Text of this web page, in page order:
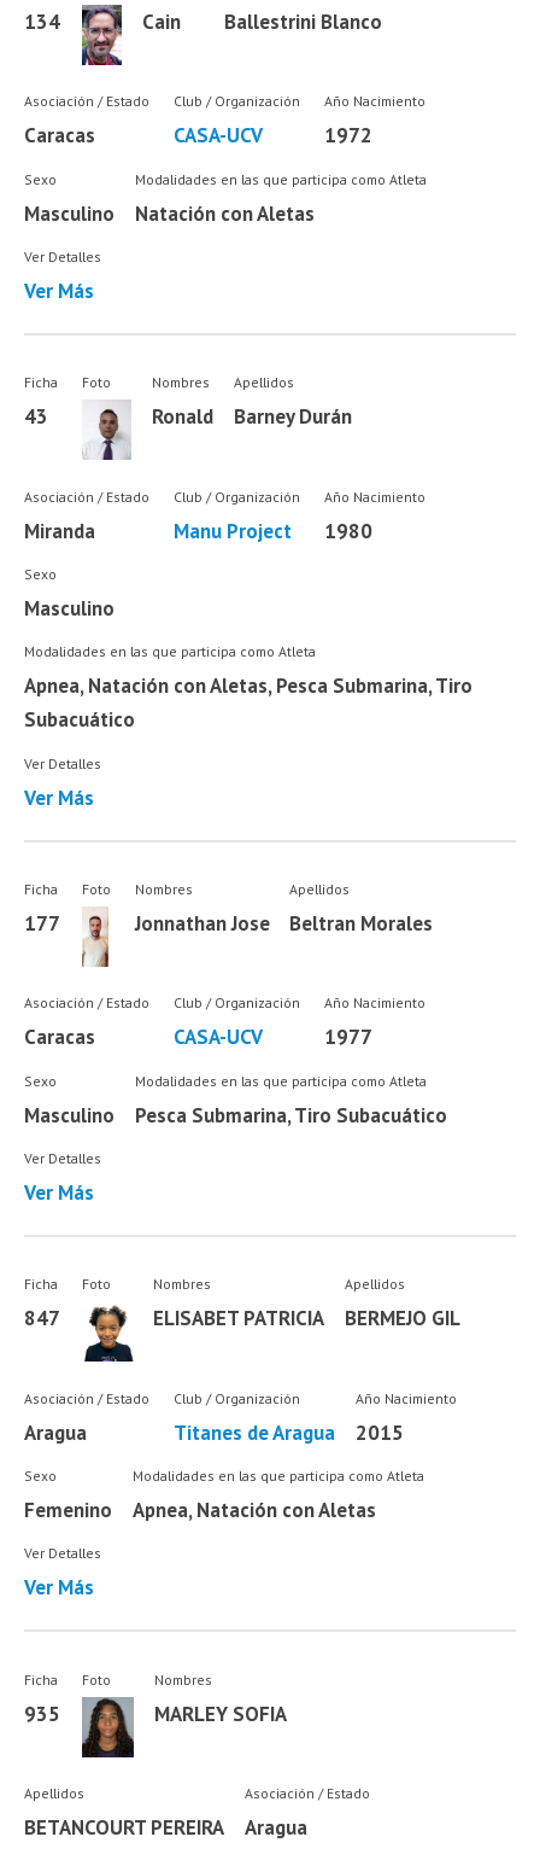
134 Cain Ballestrini Blanco
Asociación / Estado
Caracas
Club / Organización
CASA-UCV
Año Nacimiento
1972
Sexo
Masculino
Modalidades en las que participa como Atleta
Natación con Aletas
Ver Detalles
Ver Más
Ficha
43
Foto Nombres
Ronald
Apellidos
Barney Durán
Asociación / Estado
Miranda
Club / Organización
Manu Project
Año Nacimiento
1980
Sexo
Masculino
Modalidades en las que participa como Atleta
Apnea, Natación con Aletas, Pesca Submarina, Tiro
Subacuático
Ver Detalles
Ver Más
Ficha
177
Foto Nombres
Jonnathan Jose
Apellidos
Beltran Morales
Asociación / Estado
Caracas
Club / Organización
CASA-UCV
Año Nacimiento
1977
Sexo
Masculino
Modalidades en las que participa como Atleta
Pesca Submarina, Tiro Subacuático
Ver Detalles
Ver Más
Ficha
847
Foto Nombres
ELISABET PATRICIA
Apellidos
BERMEJO GIL
Asociación / Estado
Aragua
Club / Organización
Titanes de Aragua
Año Nacimiento
2015
Sexo
Femenino
Modalidades en las que participa como Atleta
Apnea, Natación con Aletas
Ver Detalles
Ver Más
Ficha
935
Foto Nombres
MARLEY SOFIA
Apellidos
BETANCOURT PEREIRA
Asociación / Estado
Aragua